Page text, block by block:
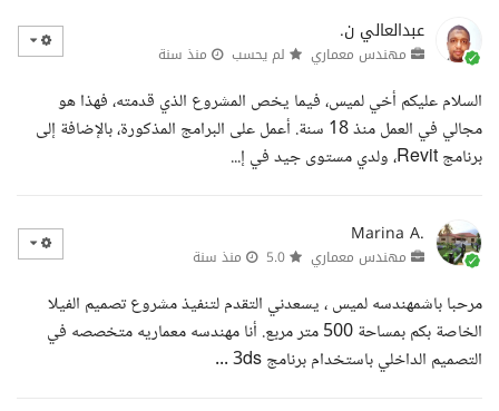
عبدالعالي ن.
مهندس معماري لم يحسب منذ سنة
السلام عليكم أخي لميس، فيما يخص المشروع الذي قدمته، فهذا هو
مجالي في العمل منذ 18 سنة. أعمل على البرامج المذكورة، بالإضافة إلى
برنامج Revit، ولدي مستوى جيد في إ...
Marina A.
مهندس معماري منذ سنة
مرحبا باشمهندسه لميس ، يسعدني التقدم لتنفيذ مشروع تصميم الفيلا
الخاصة بكم بمساحة 500 متر مربع. أنا مهندسه معماريه متخصصه في
التصميم الداخلي باستخدام برنامج 3ds ...